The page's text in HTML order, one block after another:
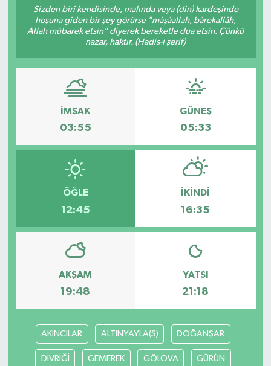
Sizden biri kendisinde, malında veya (din) kardeşinde
hoşuna giden bir şey görürse "mâşâallah, bârekallâh,
Allah mübarek etsin" diyerek bereketle dua etsin. Çünkü
nazar, haktır. (Hadis-i şerif)
İMSAK
03:55
GÜNEŞ
05:33
ÖĞLE
12:45
İKINDI
16:35
AKŞAM
19:48
YATSI
21:18
AKINCILAR ALTINYAYLA(S) DOĞANŞAR
DİVRİĞİ GEMEREK GÖLOVA GÜRÜN